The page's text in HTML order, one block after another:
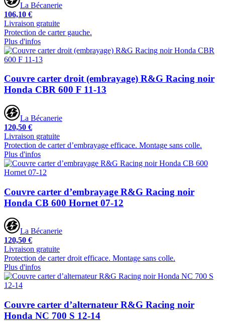
La Bécanerie
106,10 €
Livraison gratuite
Protection de carter gauche.
Plus d'infos
Couvre carter droit (embrayage) R&G Racing noir
Honda CBR 600 F 11-13
La Bécanerie
120,50 €
Livraison gratuite
Protection de carter d’embrayage efficace. Montage sans colle.
Plus d'infos
Couvre carter d’embrayage R&G Racing noir
Honda CB 600 Hornet 07-12
La Bécanerie
120,50 €
Livraison gratuite
Protection de carter droit efficace. Montage sans colle.
Plus d'infos
Couvre carter d’alternateur R&G Racing noir
Honda NC 700 S 12-14